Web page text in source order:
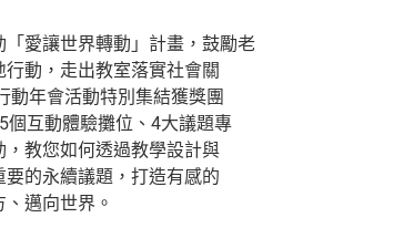
愛讓世界轉動」計畫，鼓勵老
動，走出教室落實社會關
動年會活動特別集結獲獎團
個互動體驗攤位、4大議題專
教您如何透過教學設計與
的永續議題，打造有感的
邁向世界。